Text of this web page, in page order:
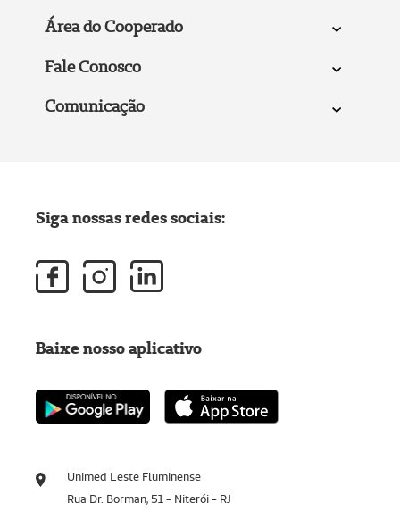
Área do Cooperado
Fale Conosco
Comunicação
Unimed Leste Fluminense
Rua Dr. Borman, 51 - Niterói - RJ
Siga nossas redes sociais:
Baixe nosso aplicativo